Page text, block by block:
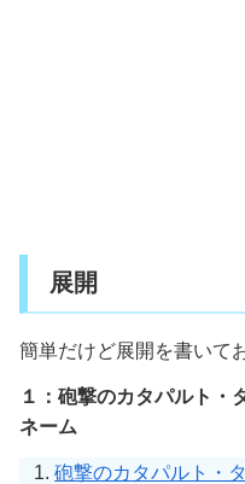
展開
簡単だけど展開を書いて
１：砲撃のカタパルト・
ネーム
砲撃のカタパルト・